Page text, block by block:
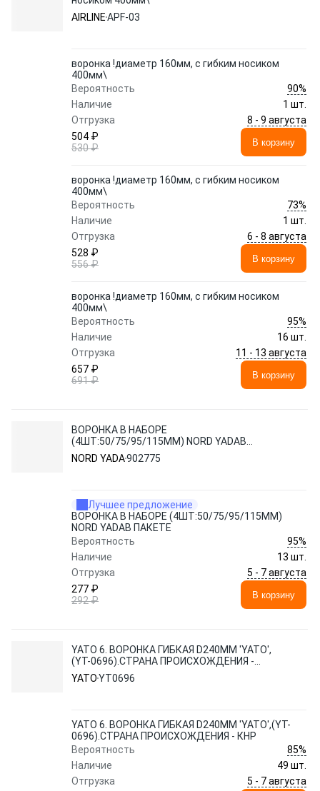
AIRLINEAPF-03
воронка !диаметр 160мм, с гибким носиком
400мм\
Вероятность
90%
Наличие
1 шт.
Отгрузка
8 - 9 августа
504 ₽
530 ₽
В корзину
воронка !диаметр 160мм, с гибким носиком
400мм\
Вероятность
73%
Наличие
1 шт.
Отгрузка
6 - 8 августа
528 ₽
556 ₽
В корзину
воронка !диаметр 160мм, с гибким носиком
400мм\
Вероятность
95%
Наличие
16 шт.
Отгрузка
11 - 13 августа
657 ₽
691 ₽
В корзину
ВОРОНКА В НАБОРЕ
(4ШТ:50/75/95/115ММ) NORD YADAВ
ПАКЕТЕ
NORD YADA902775
Лучшее предложение
ВОРОНКА В НАБОРЕ (4ШТ:50/75/95/115ММ)
NORD YADAВ ПАКЕТЕ
Вероятность
95%
Наличие
13 шт.
Отгрузка
5 - 7 августа
277 ₽
292 ₽
В корзину
YATO 6. ВОРОНКА ГИБКАЯ D240ММ 'YATO',
(YT-0696).СТРАНА ПРОИСХОЖДЕНИЯ -
КНР
YATOYT0696
YATO 6. ВОРОНКА ГИБКАЯ D240ММ 'YATO',(YT-
0696).СТРАНА ПРОИСХОЖДЕНИЯ - КНР
Вероятность
85%
Наличие
49 шт.
Отгрузка
5 - 7 августа